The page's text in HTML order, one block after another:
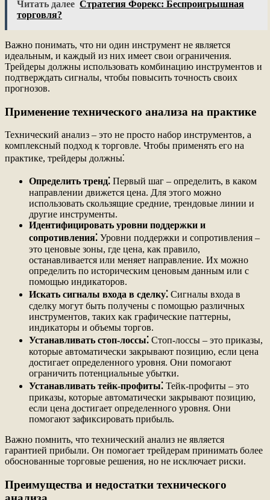
Читать далее Стратегия Форекс: Беспроигрышная
торговля?
Важно понимать, что ни один инструмент не является
идеальным, и каждый из них имеет свои ограничения.
Трейдеры должны использовать комбинацию инструментов и
подтверждать сигналы, чтобы повысить точность своих
прогнозов.
Применение технического анализа на практике
Технический анализ – это не просто набор инструментов, а
комплексный подход к торговле. Чтобы применять его на
практике, трейдеры должны⁚
Определить тренд⁚ Первый шаг – определить, в каком
направлении движется цена. Для этого можно
использовать скользящие средние, трендовые линии и
другие инструменты.
Идентифицировать уровни поддержки и
сопротивления⁚ Уровни поддержки и сопротивления –
это ценовые зоны, где цена, как правило,
останавливается или меняет направление. Их можно
определить по историческим ценовым данным или с
помощью индикаторов.
Искать сигналы входа в сделку⁚ Сигналы входа в
сделку могут быть получены с помощью различных
инструментов, таких как графические паттерны,
индикаторы и объемы торгов.
Устанавливать стоп-лоссы⁚ Стоп-лоссы – это приказы,
которые автоматически закрывают позицию, если цена
достигает определенного уровня. Они помогают
ограничить потенциальные убытки.
Устанавливать тейк-профиты⁚ Тейк-профиты – это
приказы, которые автоматически закрывают позицию,
если цена достигает определенного уровня. Они
помогают зафиксировать прибыль.
Важно помнить, что технический анализ не является
гарантией прибыли. Он помогает трейдерам принимать более
обоснованные торговые решения, но не исключает риски.
Преимущества и недостатки технического